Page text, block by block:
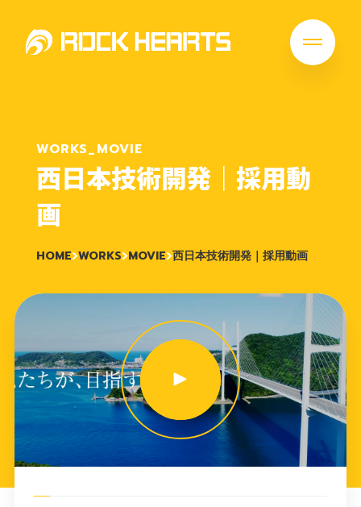
WORKS_MOVIE
西日本技術開発｜採用動
画
HOME WORKS MOVIE 西日本技術開発｜採用動画